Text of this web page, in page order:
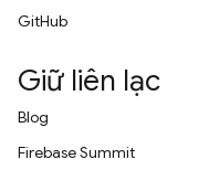
GitHub
Giữ liên lạc
Blog
Firebase Summit